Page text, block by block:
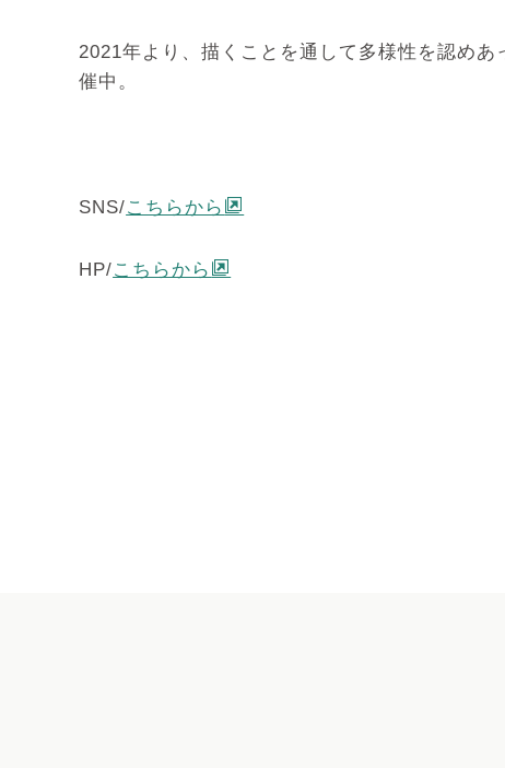
2021年より、描くことを通して多様性を認め
催中。
SNS/こちらから
HP/こちらから